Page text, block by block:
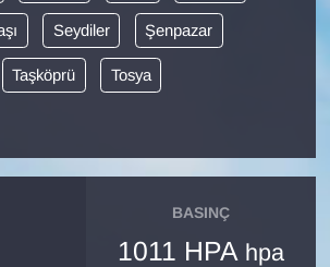
Seydiler Şenpazar
Taşköprü Tosya
BASINÇ
1011 HPA hpa